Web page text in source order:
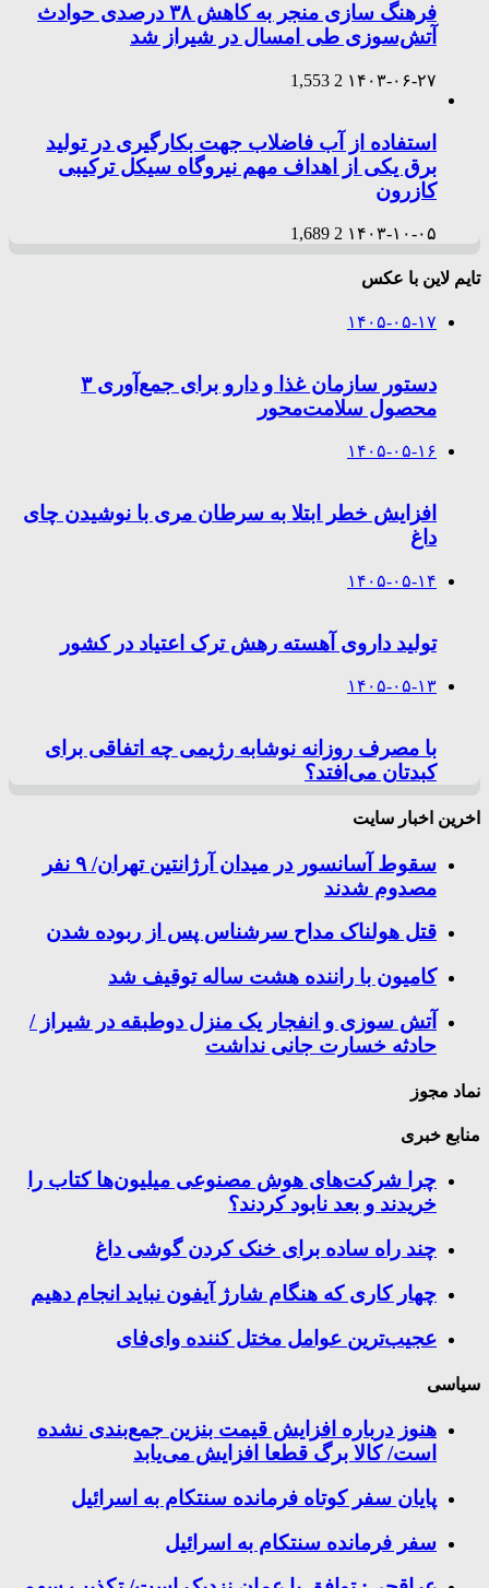
فرهنگ سازی منجر به کاهش ۳۸ درصدی حوادث
آتش‌سوزی طی امسال در شیراز شد
۱۴۰۳-۰۶-۲۷ 2
1,553
استفاده از آب فاضلاب جهت بکارگیری در تولید
برق یکی از اهداف مهم نیروگاه سیکل ترکیبی
کازرون
۱۴۰۳-۱۰-۰۵ 2
1,689
تایم لاین با عکس
۱۴۰۵-۰۵-۱۷
دستور سازمان غذا و دارو برای جمع‌آوری ۳
محصول سلامت‌محور
۱۴۰۵-۰۵-۱۶
افزایش خطر ابتلا به سرطان مری با نوشیدن چای
داغ
۱۴۰۵-۰۵-۱۴
تولید داروی آهسته رهش ترک اعتیاد در کشور
۱۴۰۵-۰۵-۱۳
با مصرف روزانه نوشابه رژیمی چه اتفاقی برای
کبدتان می‌افتد؟
اخرین اخبار سایت
سقوط آسانسور در میدان آرژانتین تهران/ ۹ نفر
مصدوم شدند
قتل هولناک مداح سرشناس پس از ربوده شدن
کامیون با راننده هشت ساله توقیف شد
آتش سوزی و انفجار یک منزل دوطبقه در شیراز /
حادثه خسارت جانی نداشت
نماد مجوز
منابع خبری
چرا شرکت‌های هوش مصنوعی میلیون‌ها کتاب را
خریدند و بعد نابود کردند؟
چند راه‌ ساده برای خنک کردن گوشی داغ
چهار کاری که هنگام شارژ آیفون نباید انجام دهیم
عجیب‌ترین عوامل مختل کننده وای‌فای
سیاسی
هنوز درباره افزایش قیمت بنزین جمع‌بندی نشده
است/ کالا برگ قطعا افزایش می‌یابد
پایان سفر کوتاه فرمانده سنتکام به اسرائیل
سفر فرمانده سنتکام به اسرائیل